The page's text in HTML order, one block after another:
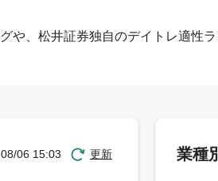
や、松井証券独自のデイトレ適性